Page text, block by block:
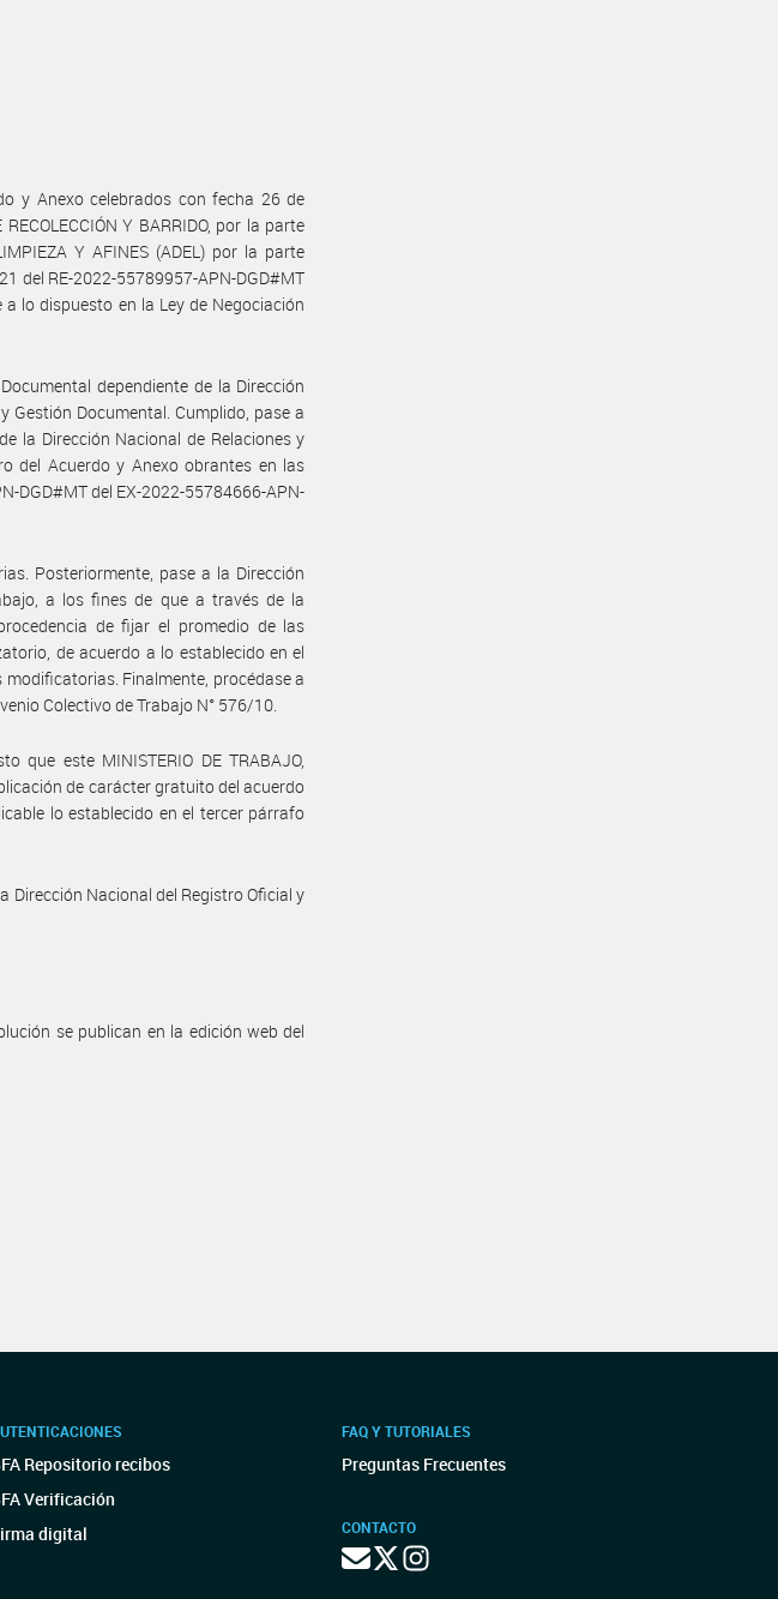
y Anexo celebrados con fecha 26 de
Y BARRIDO, por la parte
Y AFINES (ADEL) por la parte
del RE-2022-55789957-APN-DGD#MT
lo dispuesto en la Ley de Negociación
dependiente de la Dirección
Gestión Documental. Cumplido, pase a
la Dirección Nacional de Relaciones y
del Acuerdo y Anexo obrantes en las
DGD#MT del EX-2022-55784666-APN-
Posteriormente, pase a la Dirección
a los fines de que a través de la
de fijar el promedio de las
de acuerdo a lo establecido en el
Finalmente, procédase a
Colectivo de Trabajo N° 576/10.
que este MINISTERIO DE TRABAJO,
de carácter gratuito del acuerdo
lo establecido en el tercer párrafo
Dirección Nacional del Registro Oficial y
se publican en la edición web del
Repositorio recibos
Verificación
digital
FAQ Y TUTORIALES
Preguntas Frecuentes
CONTACTO